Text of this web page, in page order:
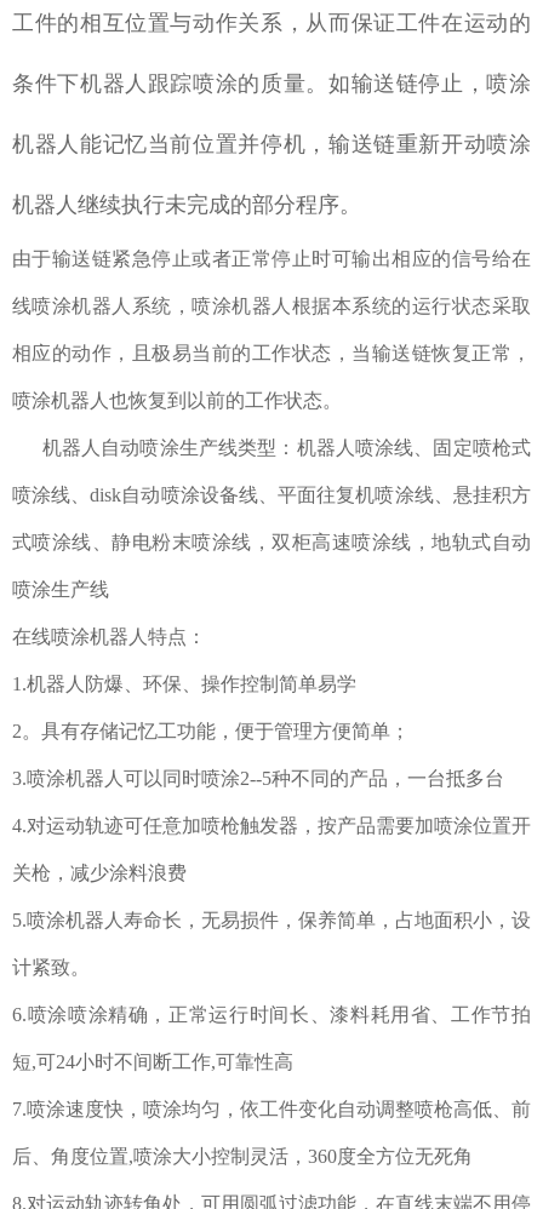
工件的相互位置与动作关系，从而保证工件在运动的
条件下机器人跟踪喷涂的质量。如输送链停止，喷涂
机器人能记忆当前位置并停机，输送链重新开动喷涂
机器人继续执行未完成的部分程序。
由于输送链紧急停止或者正常停止时可输出相应的信号给在
线喷涂机器人系统，喷涂机器人根据本系统的运行状态采取
相应的动作，且极易当前的工作状态，当输送链恢复正常，
喷涂机器人也恢复到以前的工作状态。
机器人自动喷涂生产线类型：机器人喷涂线、固定喷枪式
喷涂线、disk自动喷涂设备线、平面往复机喷涂线、悬挂积方
式喷涂线、静电粉末喷涂线，双柜高速喷涂线，地轨式自动
喷涂生产线
在线喷涂机器人特点：
1.机器人防爆、环保、操作控制简单易学
2。具有存储记忆工功能，便于管理方便简单；
3.喷涂机器人可以同时喷涂2--5种不同的产品，一台抵多台
4.对运动轨迹可任意加喷枪触发器，按产品需要加喷涂位置开
关枪，减少涂料浪费
5.喷涂机器人寿命长，无易损件，保养简单，占地面积小，设
计紧致。
6.喷涂喷涂精确，正常运行时间长、漆料耗用省、工作节拍
短,可24小时不间断工作,可靠性高
7.喷涂速度快，喷涂均匀，依工件变化自动调整喷枪高低、前
后、角度位置,喷涂大小控制灵活，360度全方位无死角
8.对运动轨迹转角处，可用圆弧过滤功能，在直线末端不用停